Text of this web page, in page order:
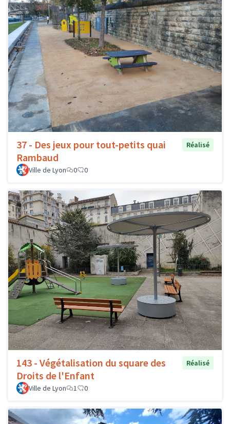
37 - Des jeux pour tout-petits quai
Rambaud
Réalisé
Ville de Lyon 0 0
143 - Végétalisation du square des
Droits de l'Enfant
Réalisé
Ville de Lyon 1 0